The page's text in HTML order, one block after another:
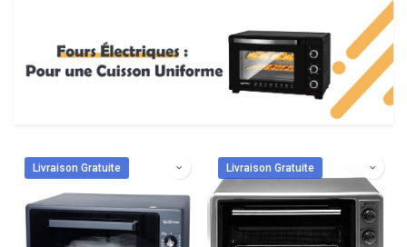
Livraison Gratuite Livraison Gratuite